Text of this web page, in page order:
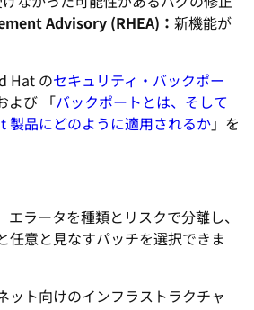
Advisory (RHEA)： 新機能が
Hat のセキュリティ・バックポー
よび 「バックポートとは、そして
製品にどのように適用されるか」を
エラータを種類とリスクで分離し、
任意と見なすパッチを選択できま
ット向けのインフラストラクチャ